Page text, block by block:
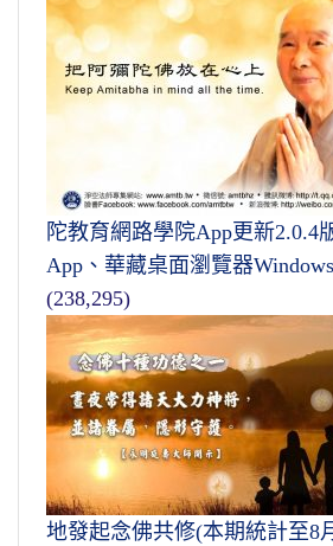
陀教育網路學院App更新2.0.4
App、華藏桌面瀏覽器
(238,295)
地發起念佛共修(本期統計至8